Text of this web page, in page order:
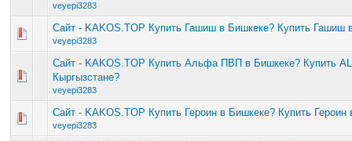
veyepi3283
Сайт - KAKOS.TOP Купить Гашиш в Бишкеке? Купить Гашиш
veyepi3283
Сайт - KAKOS.TOP Купить Альфа ПВП в Бишкеке? Купить
Кыргызстане?
veyepi3283
Сайт - KAKOS.TOP Купить Героин в Бишкеке? Купить Героин
veyepi3283